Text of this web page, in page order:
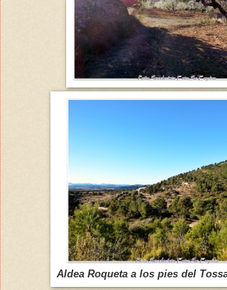
Aldea Roqueta a los pies del